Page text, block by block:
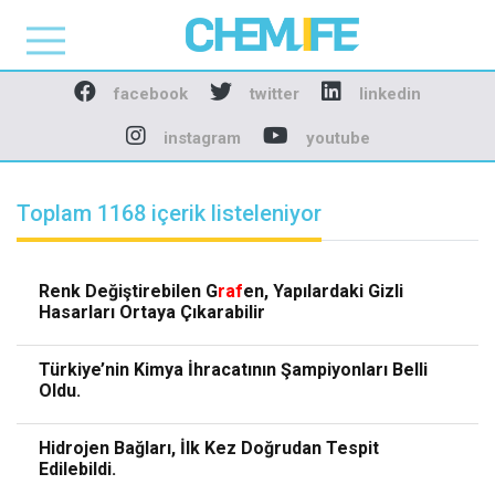
Chemlife - Basılı ve
facebook twitter linkedin
instagram youtube
Toplam 1168 içerik listeleniyor
Renk Değiştirebilen Grafen, Yapılardaki Gizli
Hasarları Ortaya Çıkarabilir
Türkiye’nin Kimya İhracatının Şampiyonları Belli
Oldu.
Hidrojen Bağları, İlk Kez Doğrudan Tespit
Edilebildi.